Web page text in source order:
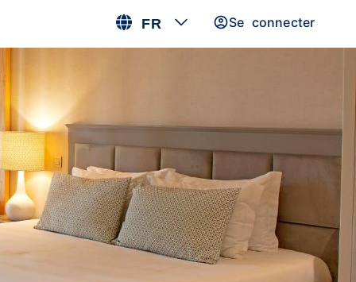
FR Se connecter